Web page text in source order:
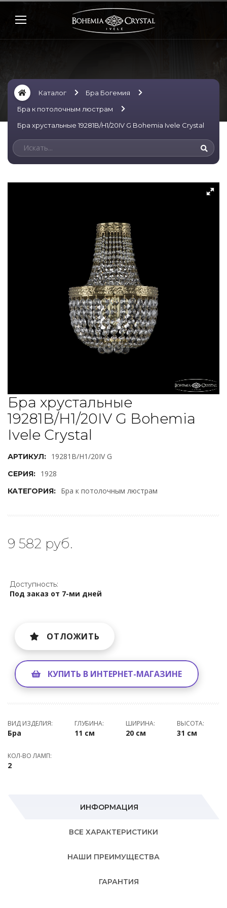
Каталог
Бра Богемия
Бра к потолочным люстрам
Бра хрустальные 19281B/H1/20IV G Bohemia Ivele Crystal
Бра хрустальные
19281B/H1/20IV G Bohemia
Ivele Crystal
АРТИКУЛ: 19281B/H1/20IV G
СЕРИЯ: 1928
КАТЕГОРИЯ: Бра к потолочным люстрам
9 582 руб.
Доступность:
Под заказ от 7-ми дней
ОТЛОЖИТЬ
КУПИТЬ В ИНТЕРНЕТ-МАГАЗИНЕ
ВИД ИЗДЕЛИЯ:
Бра
ГЛУБИНА:
11 см
ШИРИНА:
20 см
ВЫСОТА:
31 см
КОЛ-ВО ЛАМП:
2
ИНФОРМАЦИЯ
ВСЕ ХАРАКТЕРИСТИКИ
НАШИ ПРЕИМУЩЕСТВА
ГАРАНТИЯ